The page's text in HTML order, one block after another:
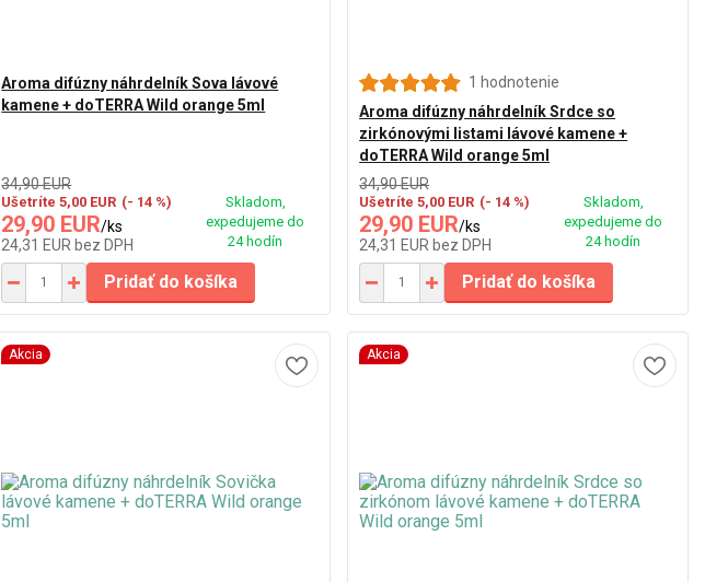
Aroma difúzny náhrdelník Sova lávové
kamene + doTERRA Wild orange 5ml
34,90 EUR
Ušetríte 5,00 EUR (- 14 %)
29,90 EUR/ks
24,31 EURbez DPH
Skladom,
expedujeme do
24 hodín
Pridať do košíka
1 hodnotenie
Aroma difúzny náhrdelník Srdce so
zirkónovými listami lávové kamene +
doTERRA Wild orange 5ml
34,90 EUR
Ušetríte 5,00 EUR (- 14 %)
29,90 EUR/ks
24,31 EURbez DPH
Skladom,
expedujeme do
24 hodín
Pridať do košíka
Akcia Akcia